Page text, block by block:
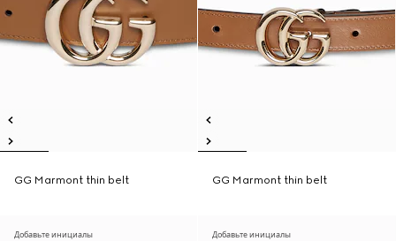
GG Marmont thin belt GG Marmont thin belt
Добавьте инициалы Добавьте инициалы